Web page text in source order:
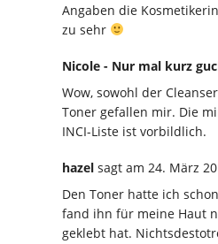
Angaben die
zu sehr
Nicole - Nur mal kurz
Wow, sowohl der
Toner gefallen mir. Die
INCI-Liste ist vorbildlich.
hazel sagt am 24. März
Den Toner hatte ich
fand ihn für meine Haut
geklebt hat.